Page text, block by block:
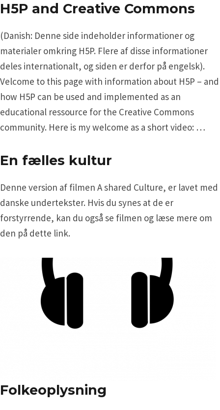
H5P and Creative Commons
(Danish: Denne side indeholder informationer og
materialer omkring H5P. Flere af disse informationer
deles internationalt, og siden er derfor på engelsk).
Velcome to this page with information about H5P – and
how H5P can be used and implemented as an
educational ressource for the Creative Commons
community. Here is my welcome as a short video: …
En fælles kultur
Denne version af filmen A shared Culture, er lavet med
danske undertekster. Hvis du synes at de er
forstyrrende, kan du også se filmen og læse mere om
den på dette link.
Folkeoplysning